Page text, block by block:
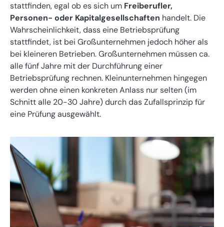
stattfinden, egal ob es sich um Freiberufler,
Personen- oder Kapitalgesellschaften handelt. Die
Wahrscheinlichkeit, dass eine Betriebsprüfung
stattfindet, ist bei Großunternehmen jedoch höher als
bei kleineren Betrieben. Großunternehmen müssen ca.
alle fünf Jahre mit der Durchführung einer
Betriebsprüfung rechnen. Kleinunternehmen hingegen
werden ohne einen konkreten Anlass nur selten (im
Schnitt alle 20-30 Jahre) durch das Zufallsprinzip für
eine Prüfung ausgewählt.